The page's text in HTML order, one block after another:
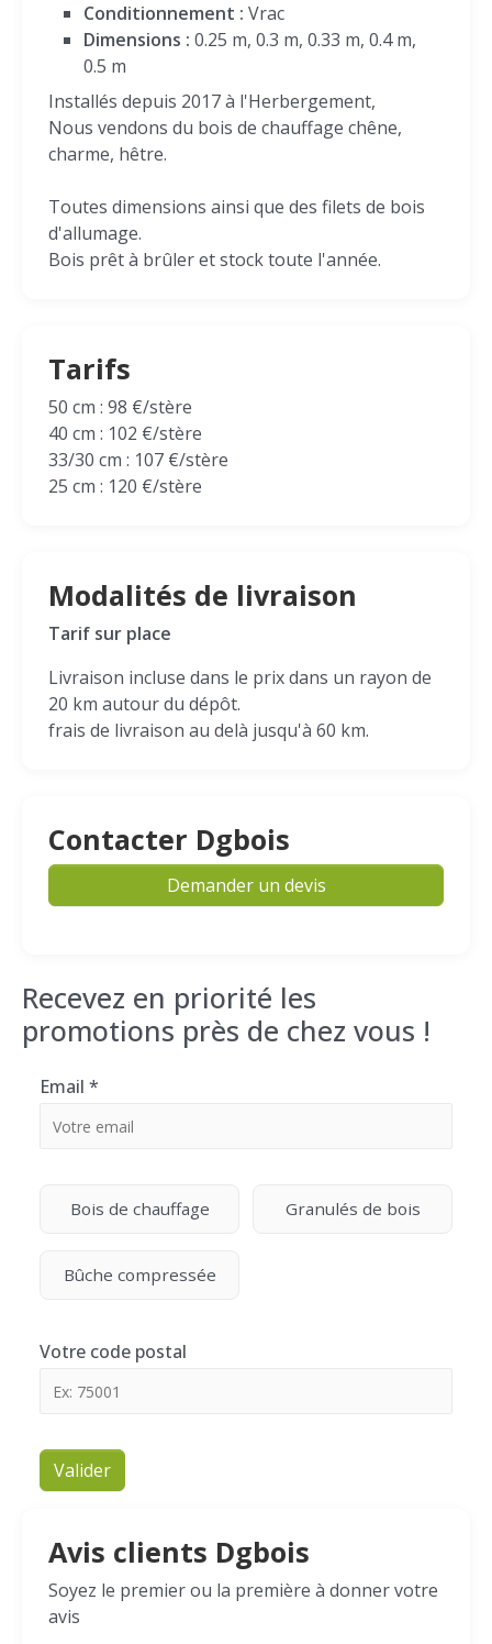
Conditionnement : Vrac
Dimensions : 0.25 m, 0.3 m, 0.33 m, 0.4 m,
0.5 m
Installés depuis 2017 à l'Herbergement,
Nous vendons du bois de chauffage chêne,
charme, hêtre.
Toutes dimensions ainsi que des filets de bois
d'allumage.
Bois prêt à brûler et stock toute l'année.
Tarifs
50 cm : 98 €/stère
40 cm : 102 €/stère
33/30 cm : 107 €/stère
25 cm : 120 €/stère
Modalités de livraison
Tarif sur place
Livraison incluse dans le prix dans un rayon de
20 km autour du dépôt.
frais de livraison au delà jusqu'à 60 km.
Contacter Dgbois
Demander un devis
Recevez en priorité les
promotions près de chez vous !
Email *
Bois de chauffage Granulés de bois
Bûche compressée
Votre code postal
Valider
Avis clients Dgbois
Soyez le premier ou la première à donner votre
avis